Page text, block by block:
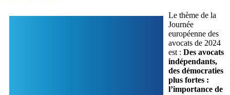
Le thème de la
Journée
européenne des
avocats de 2024
est : Des avocats
indépendants,
des démocraties
plus fortes :
l’importance de